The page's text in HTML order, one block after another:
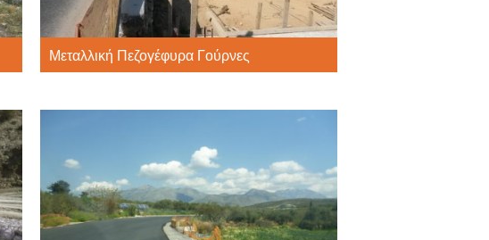
Μεταλλική Πεζογέφυρα Γούρνες